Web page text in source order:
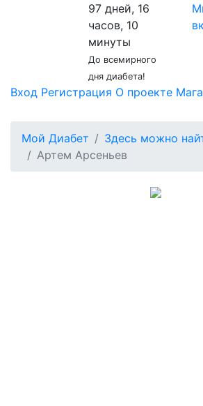
97 дней, 16
часов, 10
минуты
До всемирного
дня диабета!
Вход Регистрация О проекте
Мой Диабет
Здесь можно
Артем Арсеньев